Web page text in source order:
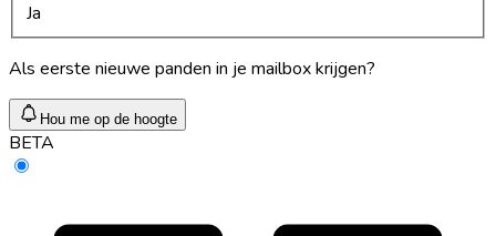
Ja
Als eerste nieuwe panden in je mailbox krijgen?
Hou me op de hoogte
BETA